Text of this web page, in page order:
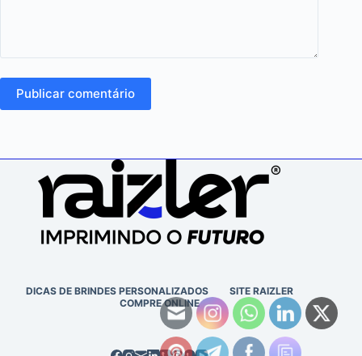
Publicar comentário
DICAS DE BRINDES PERSONALIZADOS
SITE RAIZLER
COMPRE ONLINE